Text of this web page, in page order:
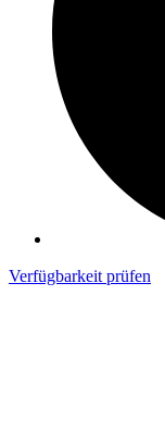
Verfügbarkeit prüfen